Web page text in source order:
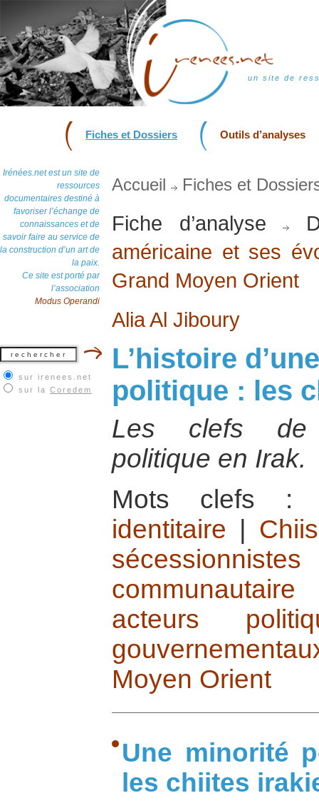
un site de
Fiches et Dossiers Outils d’analyses
Irénées.net est un site de
ressources
documentaires destiné à
favoriser l’échange de
connaissances et de
savoir faire au service de
la construction d’un art de
la paix.
Ce site est porté par
l’association
Modus Operandi
sur irenees.net
sur la Coredem
Accueil Fiches et
Fiche d’analyse
américaine et ses
Grand Moyen Orient
Alia Al Jiboury
L’histoire
politique : les
Les clefs de
politique en Irak.
Mots clefs
identitaire
sécessionnistes
communautaire
acteurs
Moyen Orient
Une minorité
les chiites